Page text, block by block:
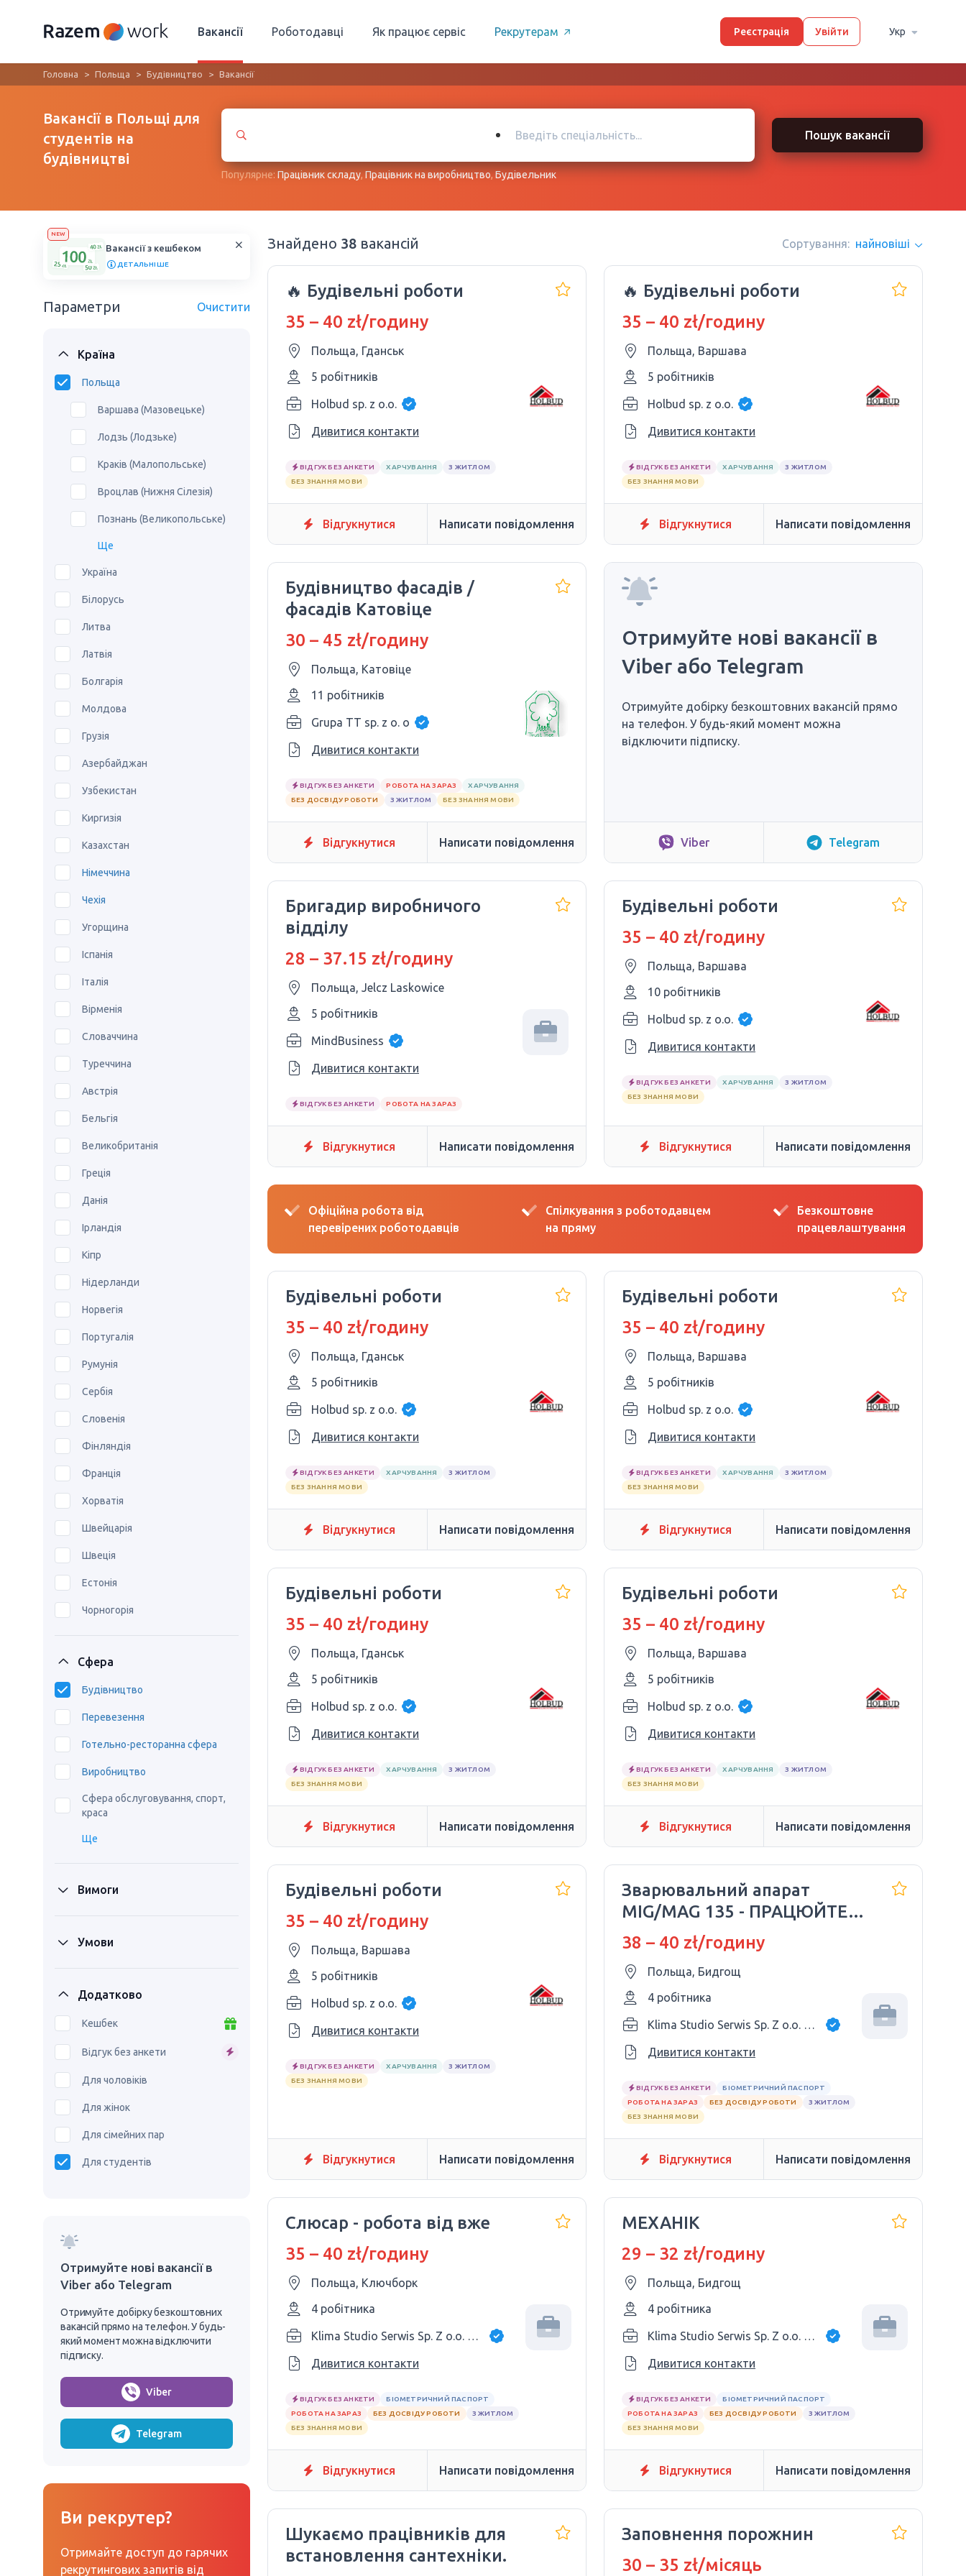
Вакансії Роботодавці Як працює сервіс Рекрутерам Реєстрація Увійти Укр
Головна Польща Будівництво Вакансії
Вакансії в Польщі для
студентів на
будівництві
Пошук вакансії
Популярне:Працівник складу,Працівник на виробництво,Будівельник
NEW
Вакансії з кешбеком
ДЕТАЛЬНІШЕ
Параметри Очистити
Країна
Польща
Варшава (Мазовецьке)
Лодзь (Лодзьке)
Краків (Малопольське)
Вроцлав (Нижня Сілезія)
Познань (Великопольське)
Ще
Україна
Білорусь
Литва
Латвія
Болгарія
Молдова
Грузія
Азербайджан
Узбекистан
Киргизія
Казахстан
Німеччина
Чехія
Угорщина
Іспанія
Італія
Вірменія
Словаччина
Туреччина
Австрія
Бельгія
Великобританія
Греція
Данія
Ірландія
Кіпр
Нідерланди
Норвегія
Португалія
Румунія
Сербія
Словенія
Фінляндія
Франція
Хорватія
Швейцарія
Швеція
Естонія
Чорногорія
Сфера
Будівництво
Перевезення
Готельно-ресторанна сфера
Виробництво
Сфера обслуговування, спорт,
краса
Ще
Вимоги
Умови
Додатково
Кешбек
Відгук без анкети
Для чоловіків
Для жінок
Для сімейних пар
Для студентів
Отримуйте нові вакансії в
Viber або Telegram
Отримуйте добірку безкоштовних
вакансій прямо на телефон. У будь-
який момент можна відключити
підписку.
Viber
Telegram
Ви рекрутер?
Отримайте доступ до гарячих
рекрутингових запитів від
Знайдено 38 вакансій Сортування: найновіші
🔥 Будівельні роботи
35 – 40 zł/годину
Польща, Гданськ
5 робітників
Holbud sp. z o.o.
Дивитися контакти
ВІДГУК БЕЗ АНКЕТИ ХАРЧУВАННЯ
З ЖИТЛОМ
БЕЗ ЗНАННЯ МОВИ
Відгукнутися Написати повідомлення
🔥 Будівельні роботи
35 – 40 zł/годину
Польща, Варшава
5 робітників
Holbud sp. z o.o.
Дивитися контакти
ВІДГУК БЕЗ АНКЕТИ ХАРЧУВАННЯ
З ЖИТЛОМ
БЕЗ ЗНАННЯ МОВИ
Відгукнутися Написати повідомлення
Будівництво фасадів /
фасадів Катовіце
30 – 45 zł/годину
Польща, Катовіце
11 робітників
Grupa TT sp. z o. o
Дивитися контакти
ВІДГУК БЕЗ АНКЕТИ РОБОТА НА ЗАРАЗ
ХАРЧУВАННЯ
БЕЗ ДОСВІДУ РОБОТИ
З ЖИТЛОМ БЕЗ ЗНАННЯ МОВИ
Відгукнутися Написати повідомлення
Отримуйте нові вакансії в
Viber або Telegram
Отримуйте добірку безкоштовних вакансій прямо
на телефон. У будь-який момент можна
відключити підписку.
Viber Telegram
Бригадир виробничого
відділу
28 – 37.15 zł/годину
Польща, Jelcz Laskowice
5 робітників
MindBusiness
Дивитися контакти
ВІДГУК БЕЗ АНКЕТИ РОБОТА НА ЗАРАЗ
Відгукнутися Написати повідомлення
Будівельні роботи
35 – 40 zł/годину
Польща, Варшава
10 робітників
Holbud sp. z o.o.
Дивитися контакти
ВІДГУК БЕЗ АНКЕТИ ХАРЧУВАННЯ
З ЖИТЛОМ
БЕЗ ЗНАННЯ МОВИ
Відгукнутися Написати повідомлення
Офіційна робота від
перевірених роботодавців
Спілкування з роботодавцем
на пряму
Безкоштовне
працевлаштування
Будівельні роботи
35 – 40 zł/годину
Польща, Гданськ
5 робітників
Holbud sp. z o.o.
Дивитися контакти
ВІДГУК БЕЗ АНКЕТИ ХАРЧУВАННЯ
З ЖИТЛОМ
БЕЗ ЗНАННЯ МОВИ
Відгукнутися Написати повідомлення
Будівельні роботи
35 – 40 zł/годину
Польща, Варшава
5 робітників
Holbud sp. z o.o.
Дивитися контакти
ВІДГУК БЕЗ АНКЕТИ ХАРЧУВАННЯ
З ЖИТЛОМ
БЕЗ ЗНАННЯ МОВИ
Відгукнутися Написати повідомлення
Будівельні роботи
35 – 40 zł/годину
Польща, Гданськ
5 робітників
Holbud sp. z o.o.
Дивитися контакти
ВІДГУК БЕЗ АНКЕТИ ХАРЧУВАННЯ
З ЖИТЛОМ
БЕЗ ЗНАННЯ МОВИ
Відгукнутися Написати повідомлення
Будівельні роботи
35 – 40 zł/годину
Польща, Варшава
5 робітників
Holbud sp. z o.o.
Дивитися контакти
ВІДГУК БЕЗ АНКЕТИ ХАРЧУВАННЯ
З ЖИТЛОМ
БЕЗ ЗНАННЯ МОВИ
Відгукнутися Написати повідомлення
Будівельні роботи
35 – 40 zł/годину
Польща, Варшава
5 робітників
Holbud sp. z o.o.
Дивитися контакти
ВІДГУК БЕЗ АНКЕТИ ХАРЧУВАННЯ
З ЖИТЛОМ
БЕЗ ЗНАННЯ МОВИ
Відгукнутися Написати повідомлення
Зварювальний апарат
MIG/MAG 135 - ПРАЦЮЙТЕ
ЗАРАЗ
38 – 40 zł/годину
Польща, Бидгощ
4 робітника
Klima Studio Serwis Sp. Z o.o. Sp. K.
Дивитися контакти
ВІДГУК БЕЗ АНКЕТИ
БІОМЕТРИЧНИЙ ПАСПОРТ
РОБОТА НА ЗАРАЗ
БЕЗ ДОСВІДУ РОБОТИ
З ЖИТЛОМ
БЕЗ ЗНАННЯ МОВИ
Відгукнутися Написати повідомлення
Слюсар - робота від вже
35 – 40 zł/годину
Польща, Ключборк
4 робітника
Klima Studio Serwis Sp. Z o.o. Sp. K.
Дивитися контакти
ВІДГУК БЕЗ АНКЕТИ
БІОМЕТРИЧНИЙ ПАСПОРТ
РОБОТА НА ЗАРАЗ
БЕЗ ДОСВІДУ РОБОТИ
З ЖИТЛОМ
БЕЗ ЗНАННЯ МОВИ
Відгукнутися Написати повідомлення
МЕХАНІК
29 – 32 zł/годину
Польща, Бидгощ
4 робітника
Klima Studio Serwis Sp. Z o.o. Sp. K.
Дивитися контакти
ВІДГУК БЕЗ АНКЕТИ
БІОМЕТРИЧНИЙ ПАСПОРТ
РОБОТА НА ЗАРАЗ
БЕЗ ДОСВІДУ РОБОТИ
З ЖИТЛОМ
БЕЗ ЗНАННЯ МОВИ
Відгукнутися Написати повідомлення
Шукаємо працівників для
встановлення сантехніки.
Заповнення порожнин
30 – 35 zł/місяць